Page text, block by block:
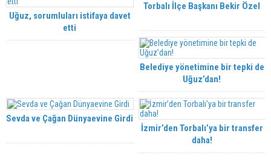
Uğuz, sorumluları istifaya davet
etti
Torbalı İlçe Başkanı Bekir Özel
Belediye yönetimine bir tepki de
Uğuz’dan!
Sevda ve Çağan Dünyaevine Girdi
İzmir’den Torbalı’ya bir transfer
daha!